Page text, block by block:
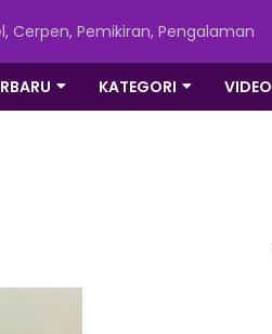
Cerpen, Pemikiran, Pengalaman
KATEGORI VIDEO